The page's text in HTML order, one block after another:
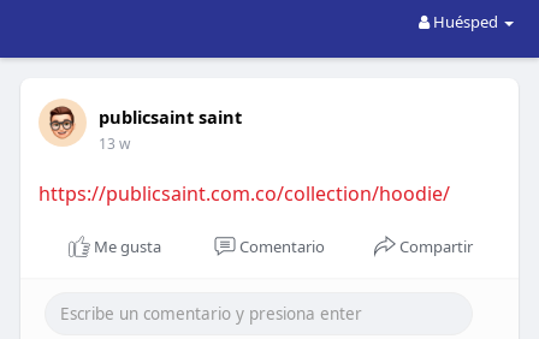
Huésped
publicsaint saint
13 w
https://publicsaint.com.co/collection/hoodie/
Me gusta Comentario Compartir